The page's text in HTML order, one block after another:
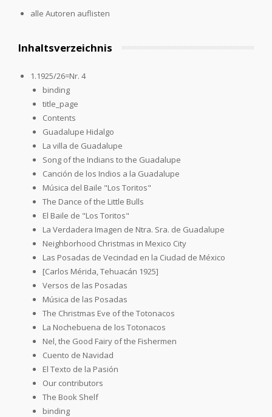
alle Autoren auflisten
Inhaltsverzeichnis
1.1925/26=Nr. 4
binding
title_page
Contents
Guadalupe Hidalgo
La villa de Guadalupe
Song of the Indians to the Guadalupe
Canción de los Indios a la Guadalupe
Música del Baile "Los Toritos"
The Dance of the Little Bulls
El Baile de "Los Toritos"
La Verdadera Imagen de Ntra. Sra. de Guadalupe
Neighborhood Christmas in Mexico City
Las Posadas de Vecindad en la Ciudad de México
[Carlos Mérida, Tehuacán 1925]
Versos de las Posadas
Música de las Posadas
The Christmas Eve of the Totonacos
La Nochebuena de los Totonacos
Nel, the Good Fairy of the Fishermen
Cuento de Navidad
El Texto de la Pasión
Our contributors
The Book Shelf
binding